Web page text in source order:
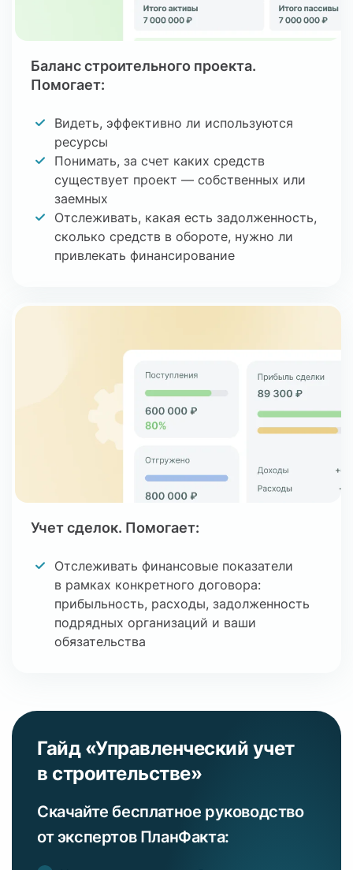
Баланс строительного проекта.
Помогает:
Видеть, эффективно ли используются
ресурсы
Понимать, за счет каких средств
существует проект — собственных или
заемных
Отслеживать, какая есть задолженность,
сколько средств в обороте, нужно ли
привлекать финансирование
Учет сделок. Помогает:
Отслеживать финансовые показатели
в рамках конкретного договора:
прибыльность, расходы, задолженность
подрядных организаций и ваши
обязательства
Гайд «Управленческий учет
в строительстве»
Скачайте бесплатное руководство
от экспертов ПланФакта: